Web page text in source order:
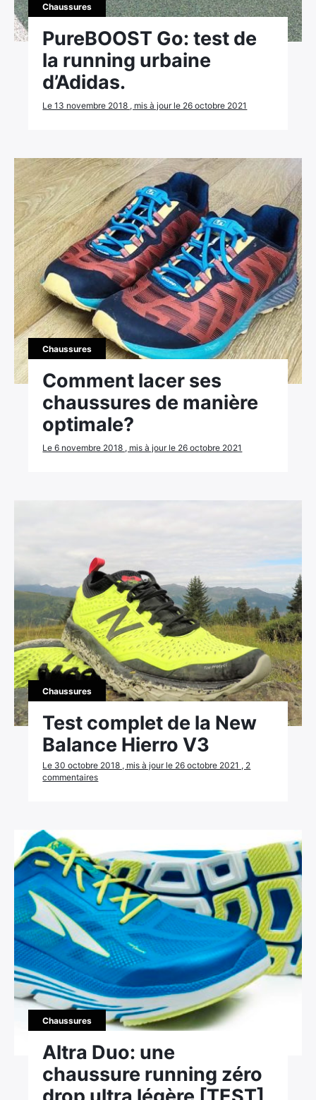
Chaussures
PureBOOST Go: test de
la running urbaine
d’Adidas.
Le 13 novembre 2018 , mis à jour le 26 octobre 2021
Chaussures
Comment lacer ses
chaussures de manière
optimale?
Le 6 novembre 2018 , mis à jour le 26 octobre 2021
Chaussures
Test complet de la New
Balance Hierro V3
Le 30 octobre 2018 , mis à jour le 26 octobre 2021 , 2
commentaires
Chaussures
Altra Duo: une
chaussure running zéro